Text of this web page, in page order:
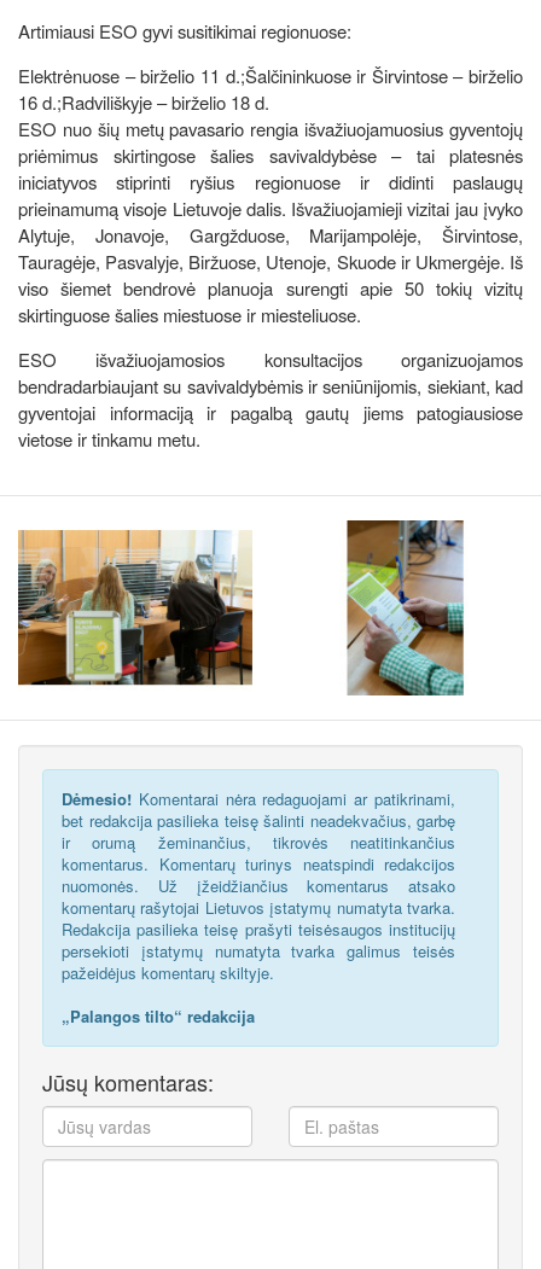
Artimiausi ESO gyvi susitikimai regionuose:
Elektrėnuose – birželio 11 d.;Šalčininkuose ir Širvintose – birželio
16 d.;Radviliškyje – birželio 18 d.
ESO nuo šių metų pavasario rengia išvažiuojamuosius gyventojų
priėmimus skirtingose šalies savivaldybėse – tai platesnės
iniciatyvos stiprinti ryšius regionuose ir didinti paslaugų
prieinamumą visoje Lietuvoje dalis. Išvažiuojamieji vizitai jau įvyko
Alytuje, Jonavoje, Gargžduose, Marijampolėje, Širvintose,
Tauragėje, Pasvalyje, Biržuose, Utenoje, Skuode ir Ukmergėje. Iš
viso šiemet bendrovė planuoja surengti apie 50 tokių vizitų
skirtinguose šalies miestuose ir miesteliuose.
ESO išvažiuojamosios konsultacijos organizuojamos
bendradarbiaujant su savivaldybėmis ir seniūnijomis, siekiant, kad
gyventojai informaciją ir pagalbą gautų jiems patogiausiose
vietose ir tinkamu metu.
Dėmesio! Komentarai nėra redaguojami ar patikrinami,
bet redakcija pasilieka teisę šalinti neadekvačius, garbę
ir orumą žeminančius, tikrovės neatitinkančius
komentarus. Komentarų turinys neatspindi redakcijos
nuomonės. Už įžeidžiančius komentarus atsako
komentarų rašytojai Lietuvos įstatymų numatyta tvarka.
Redakcija pasilieka teisę prašyti teisėsaugos institucijų
persekioti įstatymų numatyta tvarka galimus teisės
pažeidėjus komentarų skiltyje.
„Palangos tilto“ redakcija
Jūsų komentaras: